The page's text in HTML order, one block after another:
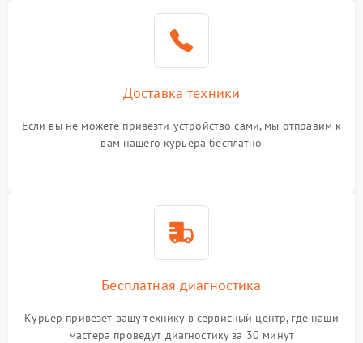
Доставка техники
Если вы не можете привезти устройство сами, мы отправим к
вам нашего курьера бесплатно
Бесплатная диагностика
Курьер привезет вашу технику в сервисный центр, где наши
мастера проведут диагностику за 30 минут